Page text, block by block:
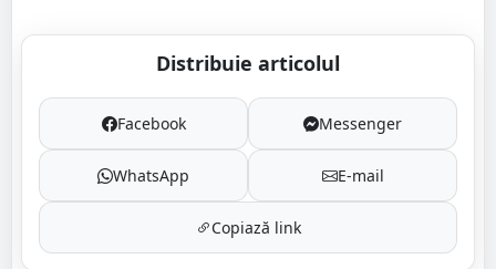
Distribuie articolul
Facebook Messenger
WhatsApp E-mail
Copiază link